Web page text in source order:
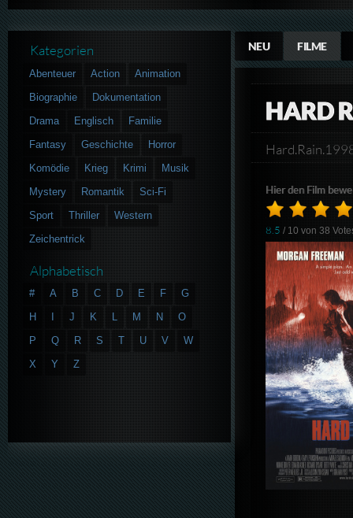
NEU FILME
HARD
Hier den Film
8.5 / 10 von38
Kategorien
Abenteuer Action
Animation
Biographie
Dokumentation
Drama
Englisch
Familie
Fantasy
Geschichte
Horror
Komödie
Krieg Krimi
Musik
Mystery
Romantik
Sci-Fi
Sport
Thriller
Western
Zeichentrick
Alphabetisch
# A B C D E F
G
H
J K L M N
O
P
Q R S T U V
W
X
Y Z